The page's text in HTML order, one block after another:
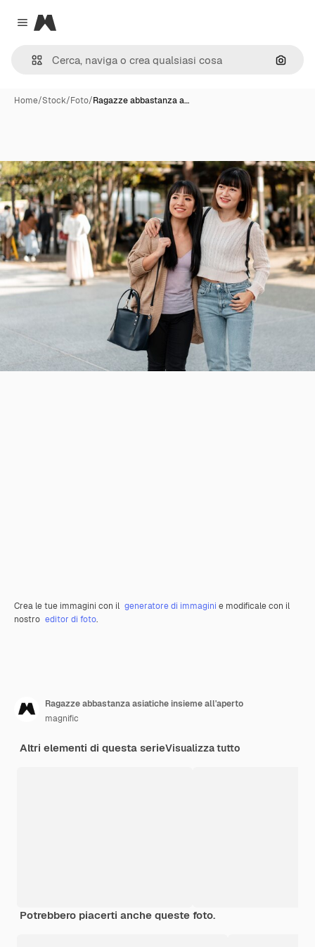
Close menu
Magnific
Cerca
Home/Stock/Foto/Ragazze abbastanza a…
Crea le tue immagini con il generatore di immagini e modificale con il
nostro editor di foto.
Ragazze abbastanza asiatiche insieme all'aperto
magnific
Altri elementi di questa serieVisualizza tutto
Potrebbero piacerti anche queste foto.